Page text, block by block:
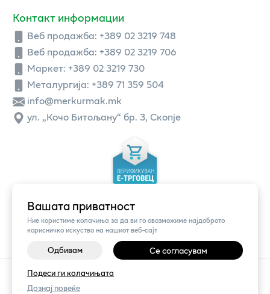
Вашата приватност
Ние користиме колачиња за да ви го овозможиме најдоброто
корисничко искуство на нашиот веб-сајт
Одбивам Се согласувам
Подеси ги колачињата
Дознај повеќе
Контакт информации
Веб продажба: +389 02 3219 748
Веб продажба: +389 02 3219 706
Маркет: +389 02 3219 730
Металургија: +389 71 359 504
info@merkurmak.mk
ул. „Кочо Битољану“ бр. 3, Скопје
©2026
Поставки за колачиња